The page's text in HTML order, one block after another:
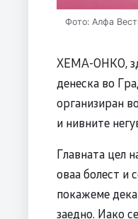
Фото: Алфа
ХЕМА-ОНКО,
денеска во
организиран
и нивните
Главната цел
оваа болест и
покажеме
заедно. Иако